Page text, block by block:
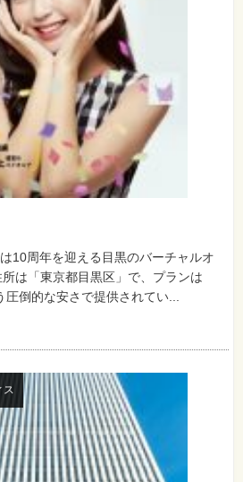
10周年を迎える目黒のバーチャルオ
は「東京都目黒区」で、プランは
圧倒的な安さで提供されてい...
ス